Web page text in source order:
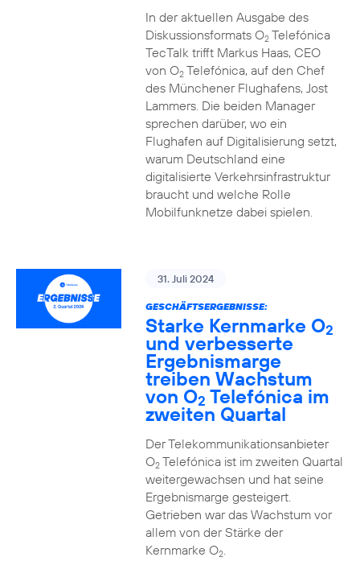
In der aktuellen Ausgabe des
Diskussionsformats O2Telefónica
TecTalk trifft Markus Haas, CEO
von O2Telefónica, auf den Chef
des Münchener Flughafens, Jost
Lammers. Die beiden Manager
sprechen darüber, wo ein
Flughafen auf Digitalisierung setzt,
warum Deutschland eine
digitalisierte Verkehrsinfrastruktur
braucht und welche Rolle
Mobilfunknetze dabei spielen.
31. Juli 2024
GESCHÄFTSERGEBNISSE:
Starke Kernmarke O2
und verbesserte
Ergebnismarge
treiben Wachstum
von O2 Telefónica im
zweiten Quartal
Der Telekommunikationsanbieter
O2Telefónica ist im zweiten Quartal
weitergewachsen und hat seine
Ergebnismarge gesteigert.
Getrieben war das Wachstum vor
allem von der Stärke der
Kernmarke O2.